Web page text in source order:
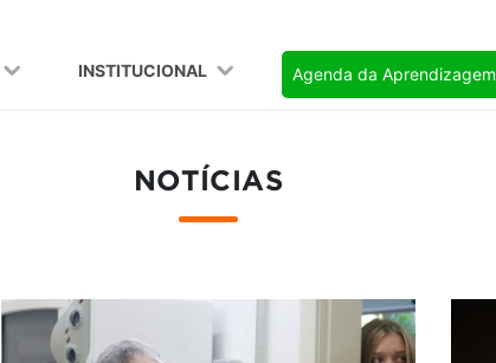
INSTITUCIONAL Agenda da Aprendizagem
NOTÍCIAS